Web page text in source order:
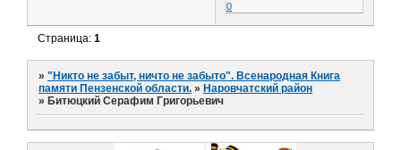
0
Страница:1
»"Никто не забыт, ничто не забыто". Всенародная Книга
памяти Пензенской области. » Наровчатский район
» Битюцкий Серафим Григорьевич